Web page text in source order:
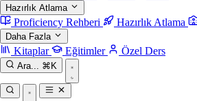
Hazırlık Atlama
Proficiency Rehberi Hazırlık Atlama
Daha Fazla
Kitaplar Eğitimler Özel Ders
Ara... ⌘K